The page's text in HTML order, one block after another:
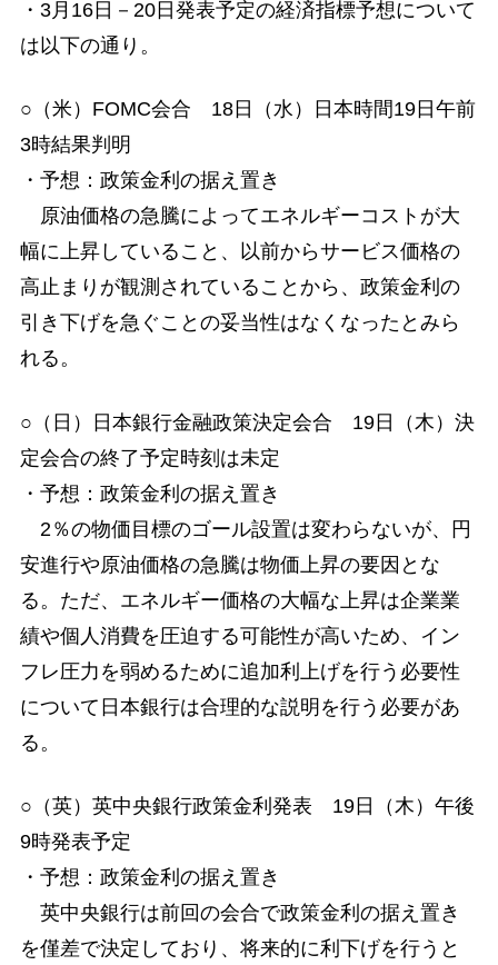
・3月16日－20日発表予定の経済指標予想について
は以下の通り。
○（米）FOMC会合 18日（水）日本時間19日午前
3時結果判明
・予想：政策金利の据え置き
原油価格の急騰によってエネルギーコストが大
幅に上昇していること、以前からサービス価格の
高止まりが観測されていることから、政策金利の
引き下げを急ぐことの妥当性はなくなったとみら
れる。
○（日）日本銀行金融政策決定会合 19日（木）決
定会合の終了予定時刻は未定
・予想：政策金利の据え置き
2％の物価目標のゴール設置は変わらないが、円
安進行や原油価格の急騰は物価上昇の要因とな
る。ただ、エネルギー価格の大幅な上昇は企業業
績や個人消費を圧迫する可能性が高いため、イン
フレ圧力を弱めるために追加利上げを行う必要性
について日本銀行は合理的な説明を行う必要があ
る。
○（英）英中央銀行政策金利発表 19日（木）午後
9時発表予定
・予想：政策金利の据え置き
英中央銀行は前回の会合で政策金利の据え置き
を僅差で決定しており、将来的に利下げを行うと